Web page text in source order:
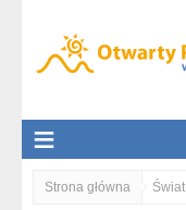
Strona główna Świat